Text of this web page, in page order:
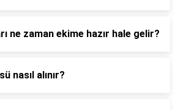
ne zaman ekime hazır hale gelir?
nasıl alınır?